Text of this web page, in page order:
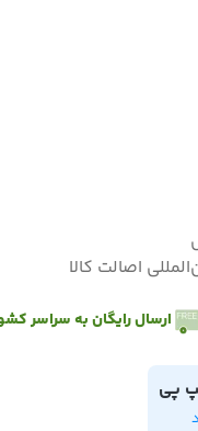
اصالت کالا
ارسال رایگان به سراسر
پی